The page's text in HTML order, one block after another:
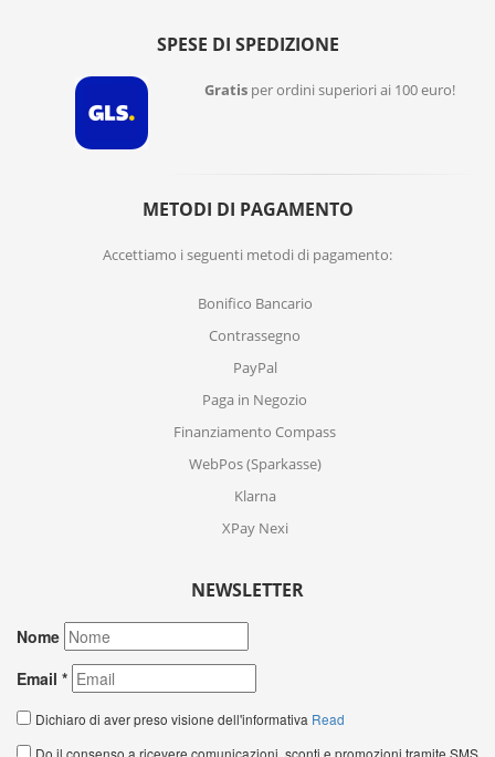
SPESE DI SPEDIZIONE
Gratis per ordini superiori ai 100 euro!
METODI DI PAGAMENTO
Accettiamo i seguenti metodi di pagamento:
Bonifico Bancario
Contrassegno
PayPal
Paga in Negozio
Finanziamento Compass
WebPos (Sparkasse)
Klarna
XPay Nexi
NEWSLETTER